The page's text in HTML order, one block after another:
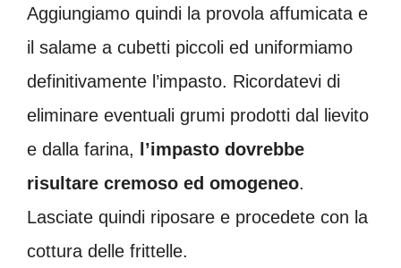
Aggiungiamo quindi la provola affumicata e
il salame a cubetti piccoli ed uniformiamo
definitivamente l’impasto. Ricordatevi di
eliminare eventuali grumi prodotti dal lievito
e dalla farina,
l’impasto dovrebbe
risultare cremoso ed omogeneo.
Lasciate quindi riposare e procedete con la
cottura delle frittelle.